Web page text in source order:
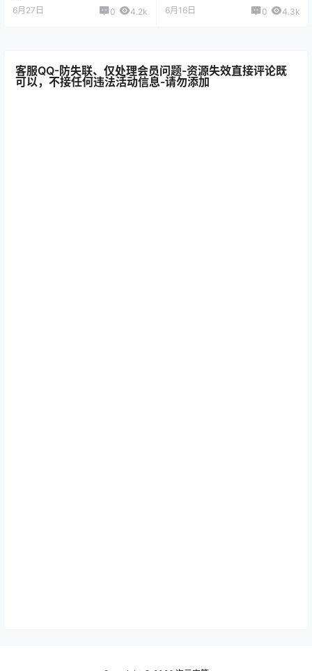
6月27日 0 4.2k 6月16日 0 4.3k
客服QQ-防失联、仅处理会员问题-资源失效直接评论既
可以，不接任何违法活动信息-请勿添加